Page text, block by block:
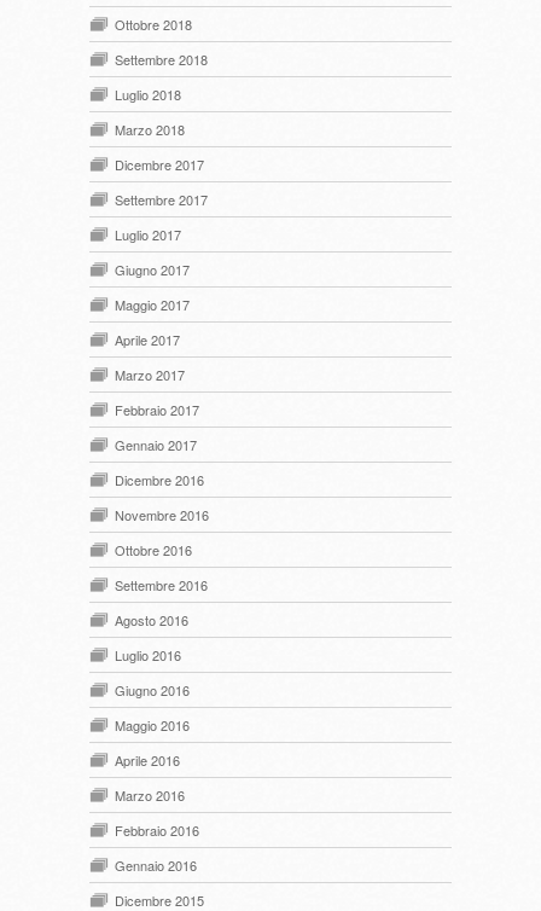
Ottobre 2018
Settembre 2018
Luglio 2018
Marzo 2018
Dicembre 2017
Settembre 2017
Luglio 2017
Giugno 2017
Maggio 2017
Aprile 2017
Marzo 2017
Febbraio 2017
Gennaio 2017
Dicembre 2016
Novembre 2016
Ottobre 2016
Settembre 2016
Agosto 2016
Luglio 2016
Giugno 2016
Maggio 2016
Aprile 2016
Marzo 2016
Febbraio 2016
Gennaio 2016
Dicembre 2015